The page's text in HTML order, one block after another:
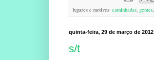
lugares e motivos: caminhadas, gentes,
quinta-feira, 29 de março de 2012
s/t